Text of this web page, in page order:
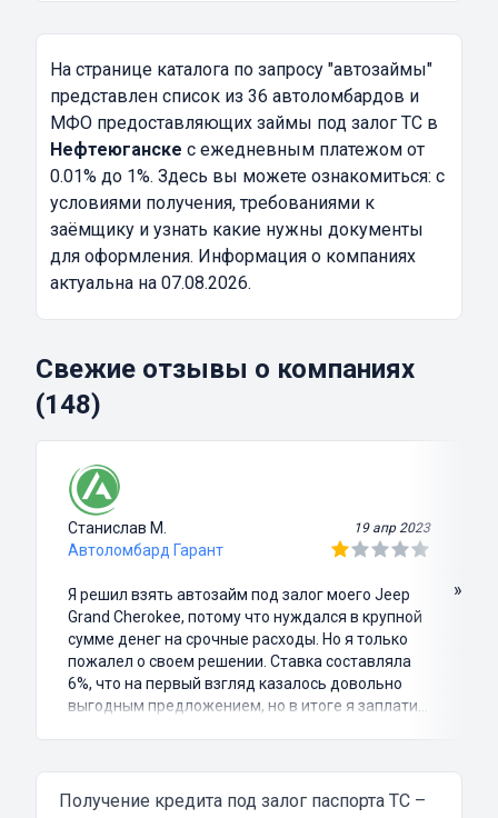
На странице каталога по запросу "автозаймы"
представлен список из 36 автоломбардов и
МФО предоставляющих займы под залог ТС в
Нефтеюганске с ежедневным платежом от
0.01% до 1%. Здесь вы можете ознакомиться: с
условиями получения, требованиями к
заёмщику и узнать какие нужны документы
для оформления. Информация о компаниях
актуальна на 07.08.2026.
Свежие отзывы о компаниях
(148)
Станислав М. 19 апр 2023
Автоломбард Гарант
Я решил взять автозайм под залог моего Jeep
Grand Cherokee, потому что нуждался в крупной
сумме денег на срочные расходы. Но я только
пожалел о своем решении. Ставка составляла
6%, что на первый взгляд казалось довольно
выгодным предложением, но в итоге я заплатил
затянутым и занял много времени и усилий.
Никакого профессионализма и
»
Получение кредита под залог паспорта ТС –